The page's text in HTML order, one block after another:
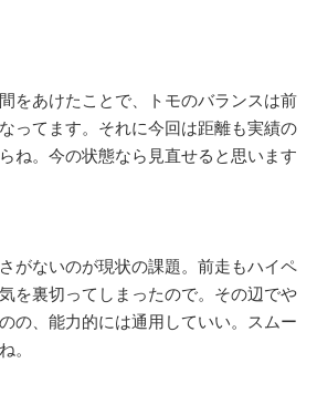
あけたことで、トモのバランスは前
ってます。それに今回は距離も実績の
ね。今の状態なら見直せると思います
ないのが現状の課題。前走もハイペ
を裏切ってしまったので。その辺でや
の、能力的には通用していい。スムー
。